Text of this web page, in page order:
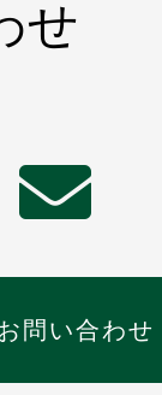
せ
問い合わせ